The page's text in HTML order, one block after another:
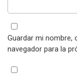
Guardar mi
navegador para la